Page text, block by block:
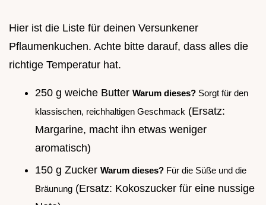
Hier ist die Liste für deinen Versunkener
Pflaumenkuchen. Achte bitte darauf, dass alles die
richtige Temperatur hat.
250 g weiche Butter Warum dieses? Sorgt für den
klassischen, reichhaltigen Geschmack (Ersatz:
Margarine, macht ihn etwas weniger
aromatisch)
150 g Zucker Warum dieses? Für die Süße und die
Bräunung (Ersatz: Kokoszucker für eine nussige